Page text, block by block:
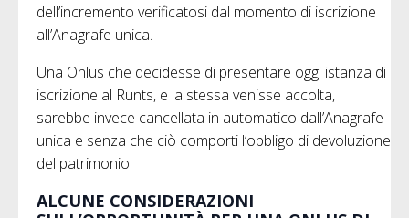
dell’incremento verificatosi dal momento di iscrizione
all’Anagrafe unica.
Una Onlus che decidesse di presentare oggi istanza di
iscrizione al Runts, e la stessa venisse accolta,
sarebbe invece cancellata in automatico dall’Anagrafe
unica e senza che ciò comporti l’obbligo di devoluzione
del patrimonio.
ALCUNE CONSIDERAZIONI